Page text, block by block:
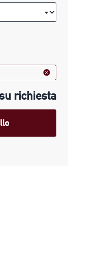
richiesta